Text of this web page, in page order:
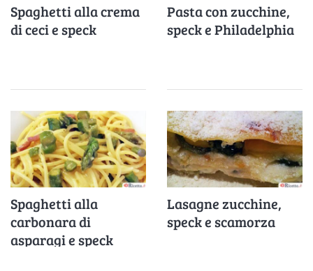
Spaghetti alla crema
di ceci e speck
Pasta con zucchine,
speck e Philadelphia
Spaghetti alla
carbonara di
asparagi e speck
Lasagne zucchine,
speck e scamorza